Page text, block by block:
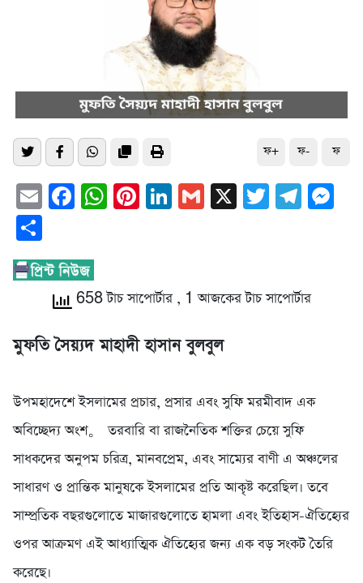
ফ+ ফ- ফ
EmailFacebook
WhatsApp
Pinterest
LinkedIn
Gmail
X Twitter
658 টাচ সাপোর্টার , 1 আজকের টাচ সাপোর্টার
‎মুফতি সৈয়্যদ মাহাদী হাসান বুলবুল
‎উপমহাদেশে ইসলামের প্রচার, প্রসার এবং সুফি মরমীবাদ এক
অবিচ্ছেদ্য অংশ。 তরবারি বা রাজনৈতিক শক্তির চেয়ে সুফি
সাধকদের অনুপম চরিত্র, মানবপ্রেম, এবং সাম্যের বাণী এ অঞ্চলের
সাধারণ ও প্রান্তিক মানুষকে ইসলামের প্রতি আকৃষ্ট করেছিল। তবে
সাম্প্রতিক বছরগুলোতে মাজারগুলোতে হামলা এবং ইতিহাস-ঐতিহ্যের
ওপর আক্রমণ এই আধ্যাত্মিক ঐতিহ্যের জন্য এক বড় সংকট তৈরি
করেছে।